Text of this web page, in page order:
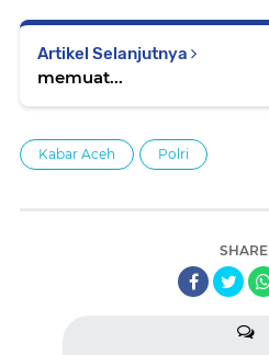
Artikel Selanjutnya
memuat...
Kabar Aceh Polri
SHARE